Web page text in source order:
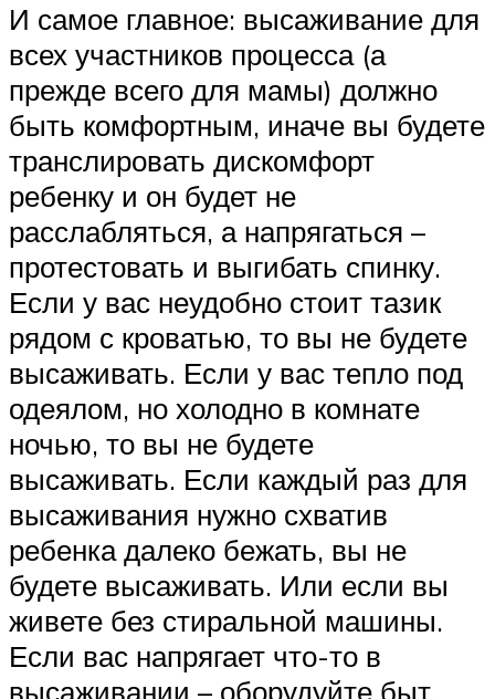
И самое главное: высаживание для
всех участников процесса (а
прежде всего для мамы) должно
быть комфортным, иначе вы будете
транслировать дискомфорт
ребенку и он будет не
расслабляться, а напрягаться –
протестовать и выгибать спинку.
Если у вас неудобно стоит тазик
рядом с кроватью, то вы не будете
высаживать. Если у вас тепло под
одеялом, но холодно в комнате
ночью, то вы не будете
высаживать. Если каждый раз для
высаживания нужно схватив
ребенка далеко бежать, вы не
будете высаживать. Или если вы
живете без стиральной машины.
Если вас напрягает что-то в
высаживании – оборудуйте быт,